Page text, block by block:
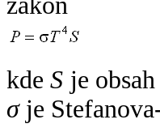
kdeS je
σje